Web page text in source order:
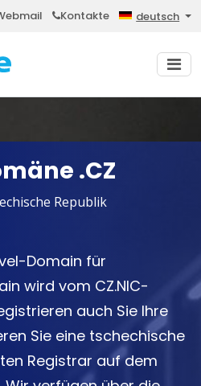
Kontakte deutsch
.CZ
Republik
Domain für
wird vom CZ.NIC-
auch Sie Ihre
Sie eine tschechische
Registrar auf dem